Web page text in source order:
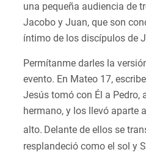
una pequeña audiencia de
Jacobo y Juan, que son
íntimo de los discípulos de
Permítanme darles la
evento. En Mateo 17,
Jesús tomó con Él a Pedro,
hermano, y los llevó aparte
alto. Delante de ellos se
resplandeció como el sol y